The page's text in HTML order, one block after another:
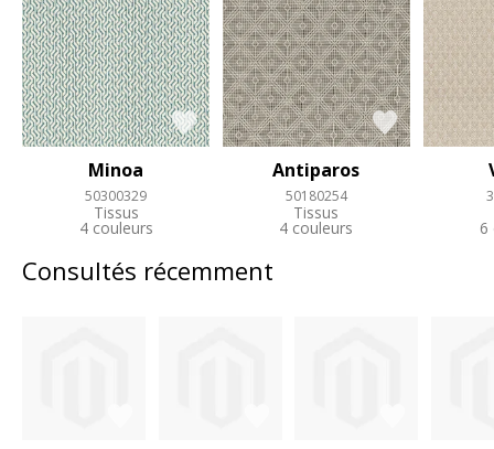
Minoa
50300329
Tissus
4 couleurs
Antiparos
50180254
Tissus
4 couleurs 6
Consultés récemment